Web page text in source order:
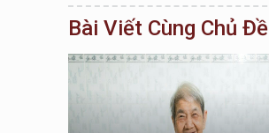
Bài Viết Cùng Chủ Đề